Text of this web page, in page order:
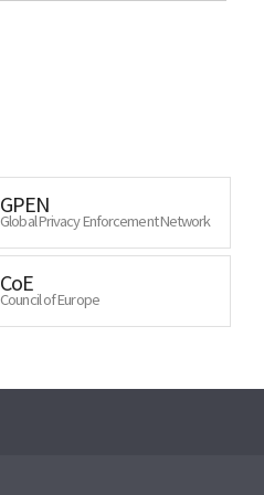
GPEN
Global Privacy Enforcement Network
CoE
Council of Europe